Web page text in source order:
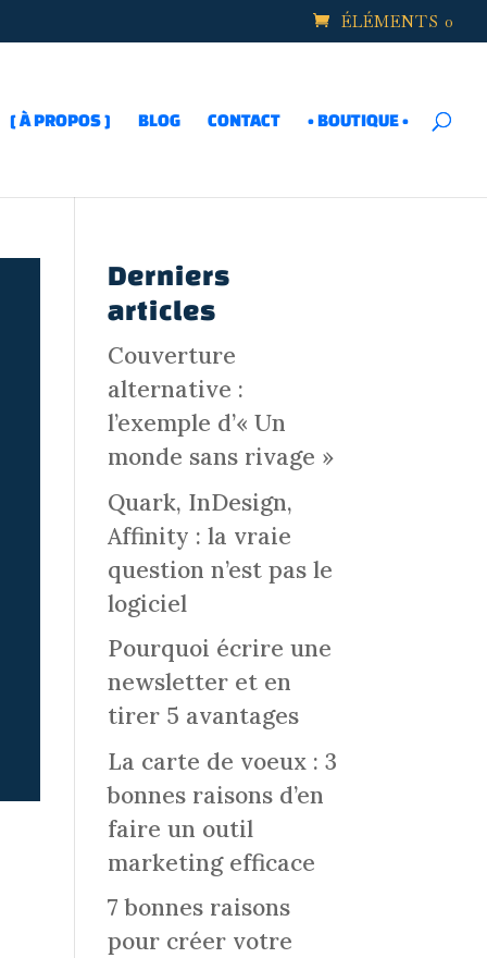
ÉLÉMENTS 0
[ À PROPOS ] BLOG CONTACT • BOUTIQUE •
Derniers
articles
Couverture
alternative :
l’exemple d’« Un
monde sans rivage »
Quark, InDesign,
Affinity : la vraie
question n’est pas le
logiciel
Pourquoi écrire une
newsletter et en
tirer 5 avantages
La carte de voeux : 3
bonnes raisons d’en
faire un outil
marketing efficace
7 bonnes raisons
pour créer votre